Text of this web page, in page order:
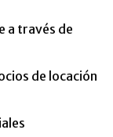
a través de
de locación